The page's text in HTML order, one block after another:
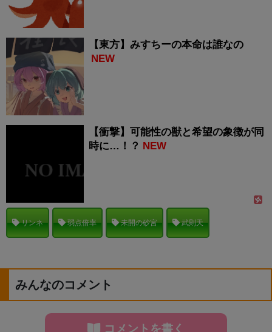
【東方】みすちーの本命は誰なの
NEW
【衝撃】可能性の獣と希望の象徴が同
時に…！？ NEW
リンネ 弱点倍率 未開の砂宮 武則天
みんなのコメント
コメントを書く